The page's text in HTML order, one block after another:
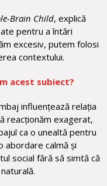
Brain Child, explică
pentru a întări
excesiv, putem folosi
contextului.
acest subiect?
influențează relația
reacționăm exagerat,
ca o unealtă pentru
abordare calmă și
social fără să simtă că